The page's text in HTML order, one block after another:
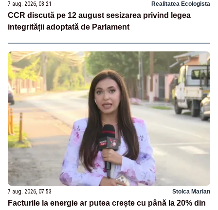
7 aug. 2026, 08:21 Realitatea Ecologista
CCR discută pe 12 august sesizarea privind legea
integrității adoptată de Parlament
7 aug. 2026, 07:53 Stoica Marian
Facturile la energie ar putea crește cu până la 20% din